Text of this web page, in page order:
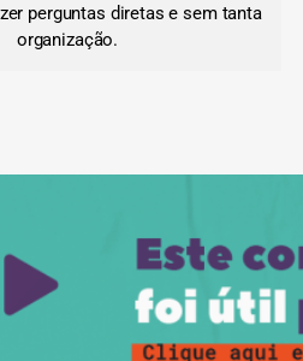
perguntas diretas e sem tanta
organização.